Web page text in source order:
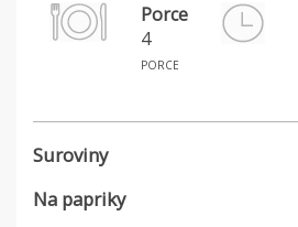
Porce
4
porce
Suroviny
Na papriky